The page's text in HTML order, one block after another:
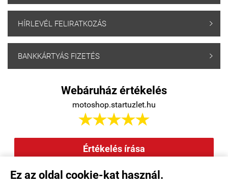
Ez az oldal cookie-kat használ.
HÍRLEVÉL FELIRATKOZÁS 
BANKKÁRTYÁS FIZETÉS 
Webáruház értékelés
motoshop.startuzlet.hu

Értékelés írása